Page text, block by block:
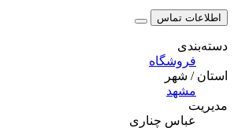
اطلاعات تماس
دسته‌بندی
فروشگاه
استان / شهر
مشهد
مدیریت
عباس چناری